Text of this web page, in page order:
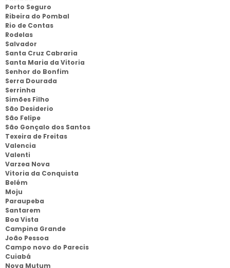
Porto Seguro
Ribeira do Pombal
Rio de Contas
Rodelas
Salvador
Santa Cruz Cabraria
Santa Maria da Vitoria
Senhor do Bonfim
Serra Dourada
Serrinha
Simões Filho
São Desiderio
São Felipe
São Gonçalo dos Santos
Texeira de Freitas
Valencia
Valenti
Varzea Nova
Vitoria da Conquista
Belém
Moju
Paraupeba
Santarem
Boa Vista
Campina Grande
João Pessoa
Campo novo do Parecis
Cuiabá
Nova Mutum